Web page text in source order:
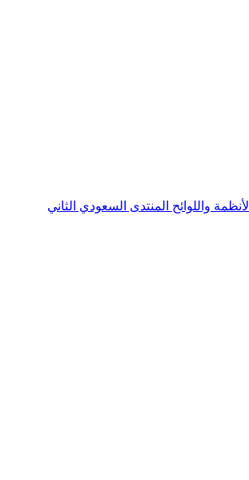
الأنظمة واللوائح المنتدى السعودي الثاني